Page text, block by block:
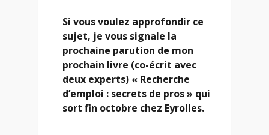
Si vous voulez approfondir ce
sujet, je vous signale la
prochaine parution de mon
prochain livre (co-écrit avec
deux experts) « Recherche
d’emploi : secrets de pros » qui
sort fin octobre chez Eyrolles.